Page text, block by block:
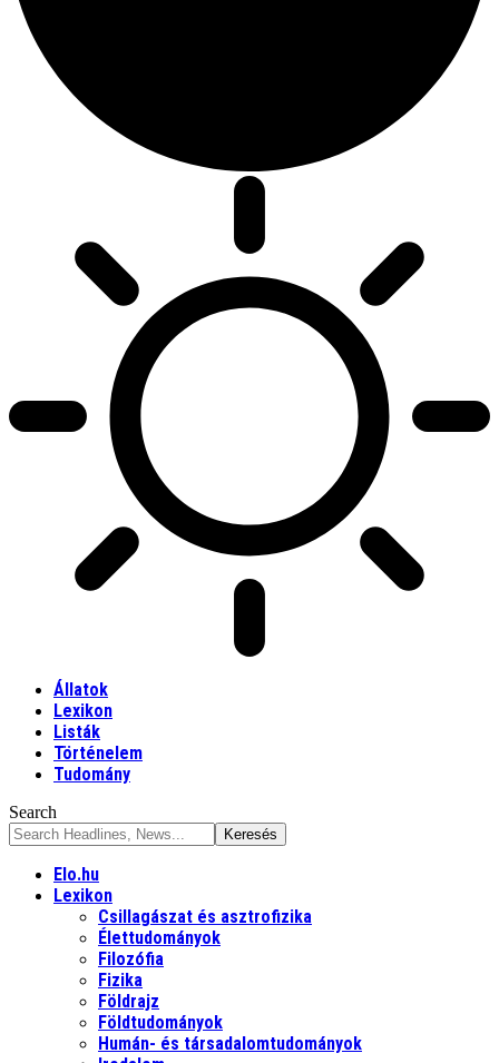
Állatok
Lexikon
Listák
Történelem
Tudomány
Search
Elo.hu
Lexikon
Csillagászat és asztrofizika
Élettudományok
Filozófia
Fizika
Földrajz
Földtudományok
Humán- és társadalomtudományok